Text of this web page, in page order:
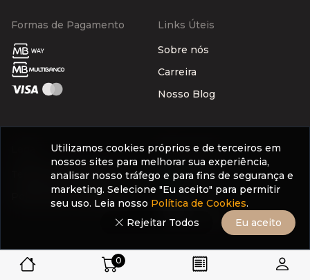
Formas de Pagamento
Links Úteis
Sobre nós
Carreira
Nosso Blog
Termos & Condições
Política de Privacidade
Baixe a App
Contactos 0
Utilizamos cookies próprios e de terceiros em
nossos sites para melhorar sua experiência,
analisar nosso tráfego e para fins de segurança e
marketing. Selecione "Eu aceito" para permitir
seu uso. Leia nosso Política de Cookies.
Rejeitar Todos
Eu aceito